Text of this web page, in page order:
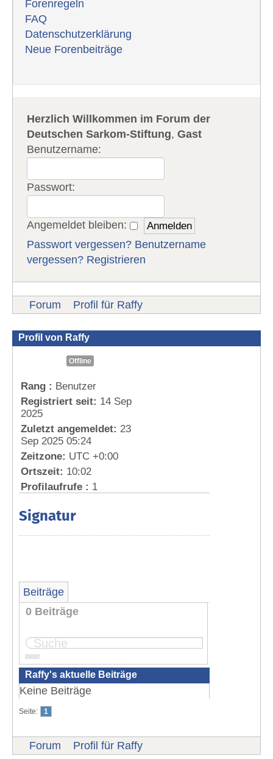
Forenregeln
FAQ
Datenschutzerklärung
Neue Forenbeiträge
Herzlich Willkommen im Forum der
Deutschen Sarkom-Stiftung,Gast
Benutzername:
Passwort:
Angemeldet bleiben:
Passwort vergessen? Benutzername
vergessen? Registrieren
Forum Profil für Raffy
Profil von Raffy
Offline
Rang : Benutzer
Registriert seit: 14 Sep
2025
Zuletzt angemeldet: 23
Sep 2025 05:24
Zeitzone: UTC +0:00
Ortszeit: 10:02
Profilaufrufe : 1
Signatur
Beiträge
0 Beiträge
Raffy's aktuelle Beiträge
Keine Beiträge
Seite: 1
Forum Profil für Raffy